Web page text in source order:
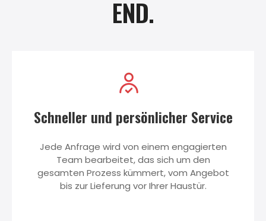
END.
Schneller und persönlicher Service
Jede Anfrage wird von einem engagierten
Team bearbeitet, das sich um den
gesamten Prozess kümmert, vom Angebot
bis zur Lieferung vor Ihrer Haustür.